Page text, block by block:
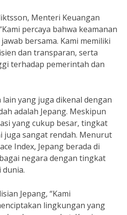
Menteri Keuangan
percaya bahwa keamanan
bersama. Kami memiliki
dan transparan, serta
terhadap pemerintah dan
yang juga dikenal dengan
adalah Jepang. Meskipun
yang cukup besar, tingkat
juga sangat rendah. Menurut
Index, Jepang berada di
negara dengan tingkat
Jepang, “Kami
lingkungan yang